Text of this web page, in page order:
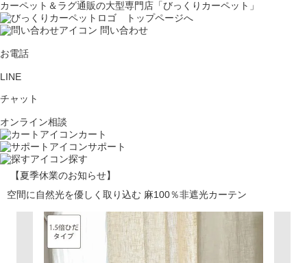
カーペット＆ラグ通販の大型専門店「びっくりカーペット」
問い合わせ
お電話
LINE
チャット
オンライン相談
カート
サポート
探す
【夏季休業のお知らせ】
空間に自然光を優しく取り込む 麻100％非遮光カーテン